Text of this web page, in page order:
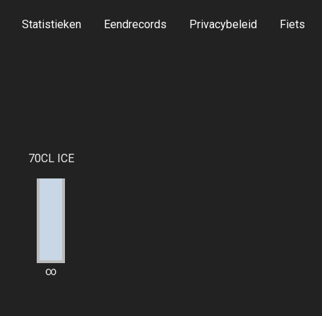
Statistieken Eendrecords Privacybeleid Fiets
70CL ICE
∞